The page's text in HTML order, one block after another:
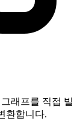
래프를 직접 빌
환합니다.